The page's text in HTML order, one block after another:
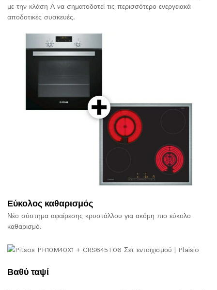
με την κλάση Α να σηματοδοτεί τις περισσότερο ενεργειακά
αποδοτικές συσκευές.
Εύκολος καθαρισμός
Νέο σύστημα αφαίρεσης κρυστάλλου για ακόμη πιο εύκολο
καθαρισμό.
Βαθύ ταψί